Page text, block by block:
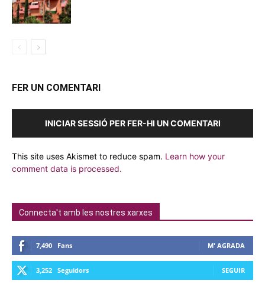
FER UN COMENTARI
INICIAR SESSIÓ PER FER-HI UN COMENTARI
This site uses Akismet to reduce spam. Learn how your
comment data is processed.
Connecta't amb les nostres xarxes
7,490 Fans M' AGRADA
3,252 Seguidors SEGUIR